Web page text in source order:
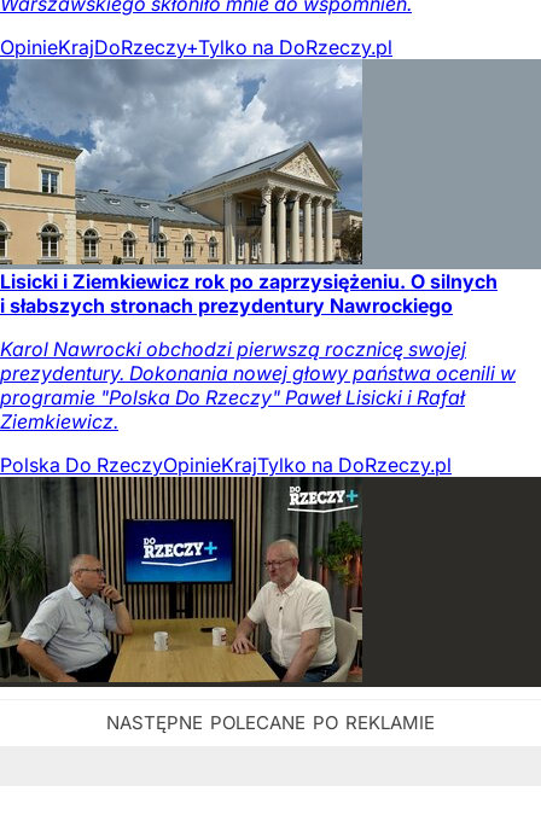
OpinieKrajDoRzeczy+Tylko na DoRzeczy.pl
Lisicki i Ziemkiewicz rok po zaprzysiężeniu. O silnych
i słabszych stronach prezydentury Nawrockiego
Karol Nawrocki obchodzi pierwszą rocznicę swojej
prezydentury. Dokonania nowej głowy państwa ocenili w
programie "Polska Do Rzeczy" Paweł Lisicki i Rafał
Ziemkiewicz.
Polska Do RzeczyOpinieKrajTylko na DoRzeczy.pl